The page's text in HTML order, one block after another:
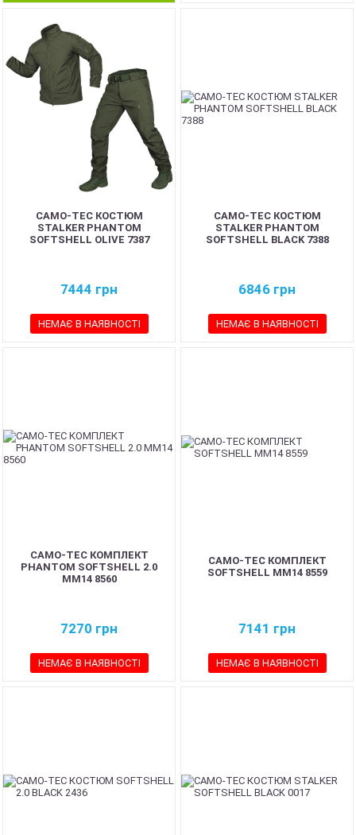
CAMO-TEC КОСТЮМ
STALKER PHANTOM
SOFTSHELL OLIVE 7387
7444 грн
НЕМАЄ В НАЯВНОСТІ
CAMO-TEC КОСТЮМ
STALKER PHANTOM
SOFTSHELL BLACK 7388
6846 грн
НЕМАЄ В НАЯВНОСТІ
CAMO-TEC КОМПЛЕКТ
PHANTOM SOFTSHELL 2.0
ММ14 8560
7270 грн
НЕМАЄ В НАЯВНОСТІ
CAMO-TEC КОМПЛЕКТ
SOFTSHELL ММ14 8559
7141 грн
НЕМАЄ В НАЯВНОСТІ